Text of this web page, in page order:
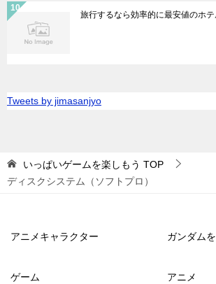
旅行するなら効率的に最安値のホ
Tweets by jimasanjyo
いっぱいゲームを楽しもう TOP
ディスクシステム（ソフトプロ）
アニメキャラクター ガンダム
ゲーム アニメ